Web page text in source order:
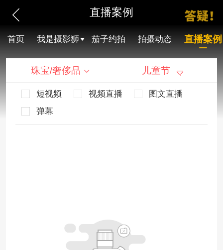
直播案例
首页 我是摄影狮 茄子约拍 拍摄动态 直播案例
珠宝/奢侈品 儿童节
短视频 视频直播
图文直播
弹幕